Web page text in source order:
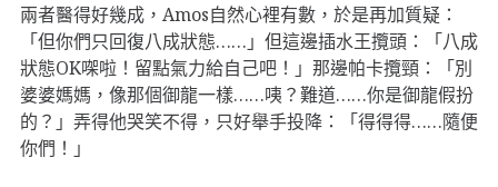
兩者醫得好幾成，Amos自然心裡有數，於是再加質疑：
「但你們只回復八成狀態……」但這邊插水王攬頭：「八成
狀態OK㗎啦！留點氣力給自己吧！」那邊帕卡攬頸：「別
婆婆媽媽，像那個御龍一樣……咦？難道……你是御龍假扮
的？」弄得他哭笑不得，只好舉手投降：「得得得……隨便
你們！」